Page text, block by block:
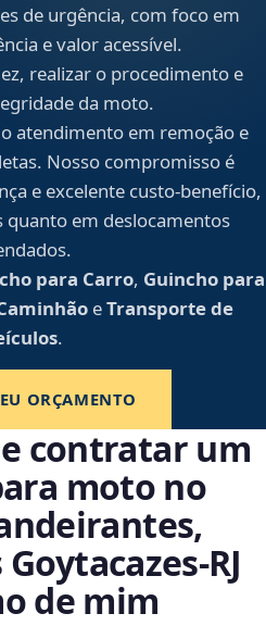
de urgência, com foco em
e valor acessível.
realizar o procedimento e
da moto.
atendimento em remoção e
Nosso compromisso é
e excelente custo-benefício,
em deslocamentos
para Carro, Guincho para
eTransporte de
.
ORÇAMENTO
contratar um
moto no
de mim